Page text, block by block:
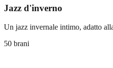
Jazz d'inverno
Un jazz invernale intimo, adatto
50 brani